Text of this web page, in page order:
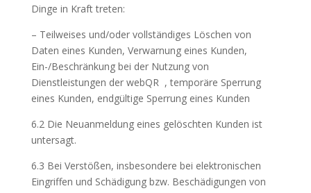
Dinge in Kraft treten:
– Teilweises und/oder vollständiges Löschen von
Daten eines Kunden, Verwarnung eines Kunden,
Ein-/Beschränkung bei der Nutzung von
Dienstleistungen der webQR , temporäre Sperrung
eines Kunden, endgültige Sperrung eines Kunden
6.2 Die Neuanmeldung eines gelöschten Kunden ist
untersagt.
6.3 Bei Verstößen, insbesondere bei elektronischen
Eingriffen und Schädigung bzw. Beschädigungen von